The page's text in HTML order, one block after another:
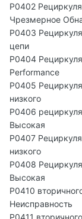
P0402
Чрезмерное
P0403
цепи
P0404
Performance
P0405
низкого
P0406
Высокая
P0407
низкого
P0408
Высокая
P0410
Неисправность
P0411